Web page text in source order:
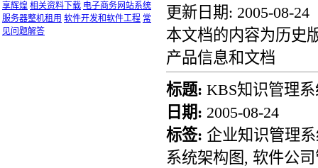
享辉煌 相关资料下载 电子商务网站系统
服务器整机租用 软件开发和软件工程 常
见问题解答
更新日期: 2005-08-24
本文档的内容为历史
产品信息和文档
标题: KBS知识管理
日期: 2005-08-24
标签: 企业知识管理
系统架构图, 软件公